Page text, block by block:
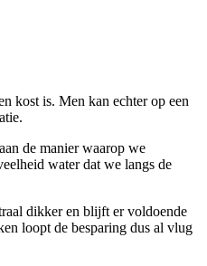
kost is. Men kan echter op een
de manier waarop we
water dat we langs de
dikker en blijft er voldoende
loopt de besparing dus al vlug